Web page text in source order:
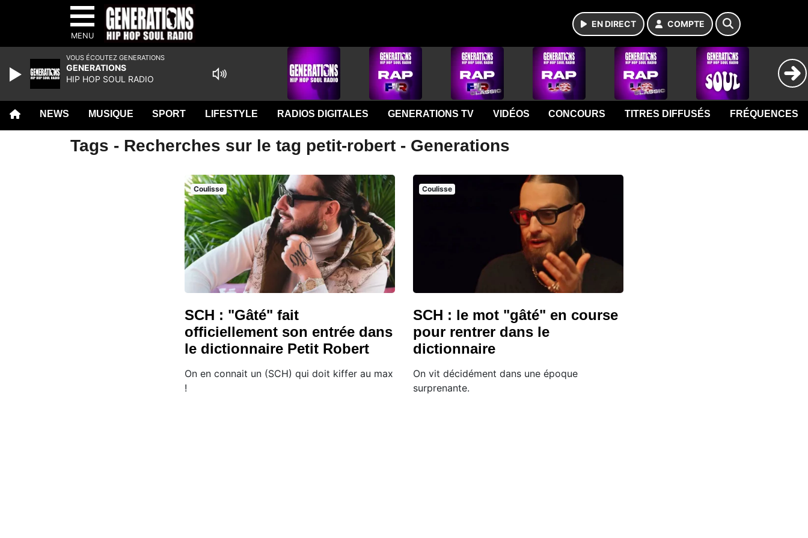
MENU
EN DIRECT COMPTE
NEWS MUSIQUE SPORT LIFESTYLE RADIOS DIGITALES GENERATIONS TV VIDÉOS CONCOURS TITRES DIFFUSÉS FRÉQUENCES
Tags - Recherches sur le tag petit-robert - Generations
Coulisse
SCH : "Gâté" fait
officiellement son entrée dans
le dictionnaire Petit Robert
On en connait un (SCH) qui doit kiffer au max
!
Coulisse
SCH : le mot "gâté" en course
pour rentrer dans le
dictionnaire
On vit décidément dans une époque
surprenante.
VOUS ÉCOUTEZ GENERATIONS
GENERATIONS
HIP HOP SOUL RADIO